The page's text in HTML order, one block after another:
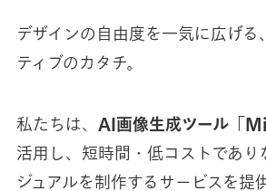
デザインの自由度を一気に広げる
ティブのカタチ。
私たちは、 AI画像生成ツール「
活用し、短時間・低コストであ
ジュアルを制作するサービスを提